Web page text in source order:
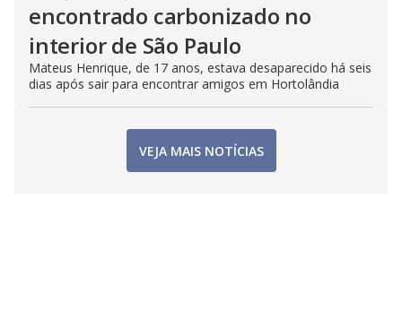
encontrado carbonizado no
interior de São Paulo
Mateus Henrique, de 17 anos, estava desaparecido há seis
dias após sair para encontrar amigos em Hortolândia
VEJA MAIS NOTÍCIAS